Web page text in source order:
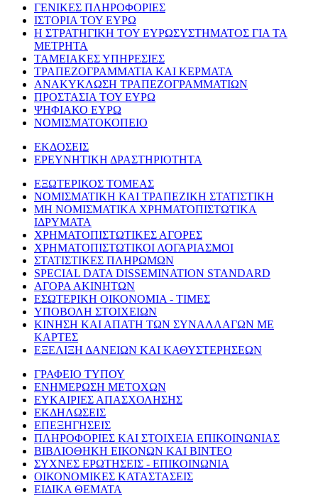
ΓΕΝΙΚΕΣ ΠΛΗΡΟΦΟΡΙΕΣ
ΙΣΤΟΡΙΑ ΤΟΥ ΕΥΡΩ
Η ΣΤΡΑΤΗΓΙΚΗ ΤΟΥ ΕΥΡΩΣΥΣΤΗΜΑΤΟΣ ΓΙΑ ΤΑ
ΜΕΤΡΗΤΑ
ΤΑΜΕΙΑΚΕΣ ΥΠΗΡΕΣΙΕΣ
ΤΡΑΠΕΖΟΓΡΑΜΜΑΤΙΑ ΚΑΙ ΚΕΡΜΑΤΑ
ΑΝΑΚΥΚΛΩΣΗ ΤΡΑΠΕΖΟΓΡΑΜΜΑΤΙΩΝ
ΠΡΟΣΤΑΣΙΑ ΤΟΥ ΕΥΡΩ
ΨΗΦΙΑΚΟ ΕΥΡΩ
ΝΟΜΙΣΜΑΤΟΚΟΠΕΙΟ
ΕΚΔΟΣΕΙΣ
ΕΡΕΥΝΗΤΙΚΗ ΔΡΑΣΤΗΡΙΟΤΗΤΑ
ΕΞΩΤΕΡΙΚΟΣ ΤΟΜΕΑΣ
ΝΟΜΙΣΜΑΤΙΚΗ ΚΑΙ ΤΡΑΠΕΖΙΚΗ ΣΤΑΤΙΣΤΙΚΗ
ΜΗ ΝΟΜΙΣΜΑΤΙΚΑ ΧΡΗΜΑΤΟΠΙΣΤΩΤΙΚΑ
ΙΔΡΥΜΑΤΑ
ΧΡΗΜΑΤΟΠΙΣΤΩΤΙΚΕΣ ΑΓΟΡΕΣ
ΧΡΗΜΑΤΟΠΙΣΤΩΤΙΚΟΙ ΛΟΓΑΡΙΑΣΜΟΙ
ΣΤΑΤΙΣΤΙΚΕΣ ΠΛΗΡΩΜΩΝ
SPECIAL DATA DISSEMINATION STANDARD
ΑΓΟΡΑ ΑΚΙΝΗΤΩΝ
ΕΣΩΤΕΡΙΚΗ ΟΙΚΟΝΟΜΙΑ - ΤΙΜΕΣ
ΥΠΟΒΟΛΗ ΣΤΟΙΧΕΙΩΝ
ΚΙΝΗΣΗ ΚΑΙ ΑΠΑΤΗ ΤΩΝ ΣΥΝΑΛΛΑΓΩΝ ΜΕ
ΚΑΡΤΕΣ
ΕΞΕΛΙΞΗ ΔΑΝΕΙΩΝ ΚΑΙ ΚΑΘΥΣΤΕΡΗΣΕΩΝ
ΓΡΑΦΕΙΟ ΤΥΠΟΥ
ΕΝΗΜΕΡΩΣΗ ΜΕΤΟΧΩΝ
ΕΥΚΑΙΡΙΕΣ ΑΠΑΣΧΟΛΗΣΗΣ
ΕΚΔΗΛΩΣΕΙΣ
ΕΠΕΞΗΓΗΣΕΙΣ
ΠΛΗΡΟΦΟΡΙΕΣ ΚΑΙ ΣΤΟΙΧΕΙΑ ΕΠΙΚΟΙΝΩΝΙΑΣ
ΒΙΒΛΙΟΘΗΚΗ ΕΙΚΟΝΩΝ ΚΑΙ ΒΙΝΤΕΟ
ΣΥΧΝΕΣ ΕΡΩΤΗΣΕΙΣ - ΕΠΙΚΟΙΝΩΝΙΑ
ΟΙΚΟΝΟΜΙΚΕΣ ΚΑΤΑΣΤΑΣΕΙΣ
ΕΙΔΙΚΑ ΘΕΜΑΤΑ